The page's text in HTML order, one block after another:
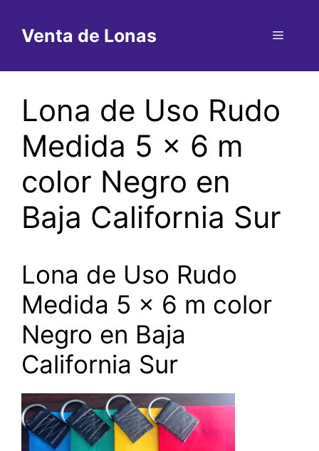
contenido
Venta de Lonas Menú
Lona de Uso Rudo
Medida 5 x 6 m
color Negro en
Baja California Sur
Lona de Uso Rudo
Medida 5 x 6 m color
Negro en Baja
California Sur